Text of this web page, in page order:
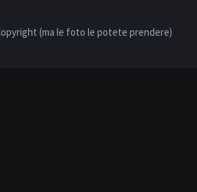
(ma le foto le potete prendere)